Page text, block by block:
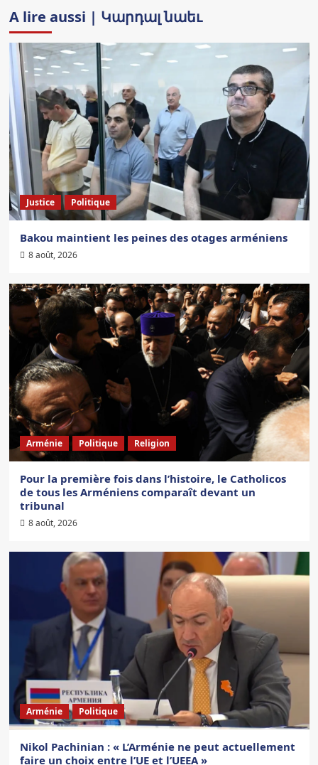
A lire aussi | Կարդալ նաեւ
Justice Politique
Bakou maintient les peines des otages arméniens
8 août, 2026
Arménie Politique Religion
Pour la première fois dans l’histoire, le Catholicos
de tous les Arméniens comparaît devant un
tribunal
8 août, 2026
Arménie Politique
Nikol Pachinian : « L’Arménie ne peut actuellement
faire un choix entre l’UE et l’UEEA »